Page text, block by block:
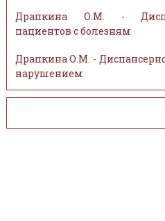
Драпкина О.М. -
пациентов с болезням
Драпкина О.М. -
нарушением